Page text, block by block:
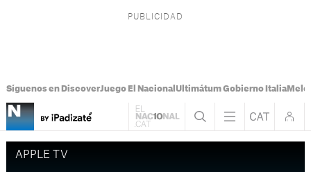
Síguenos en DiscoverJuego El Nacional Ultimátum Gobierno Italia
APPLE TV